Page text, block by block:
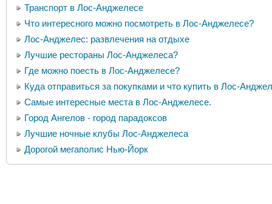
Транспорт в Лос-Анджелесе
Что интересного можно посмотреть в Лос-Анджелесе?
Лос-Анджелес: развлечения на отдыхе
Лучшие рестораны Лос-Анджелеса?
Где можно поесть в Лос-Анджелесе?
Куда отправиться за покупками и что купить в Лос-
Самые интересные места в Лос-Анджелесе.
Город Ангелов - город парадоксов
Лучшие ночные клубы Лос-Анджелеса
Дорогой мегаполис Нью-Йорк